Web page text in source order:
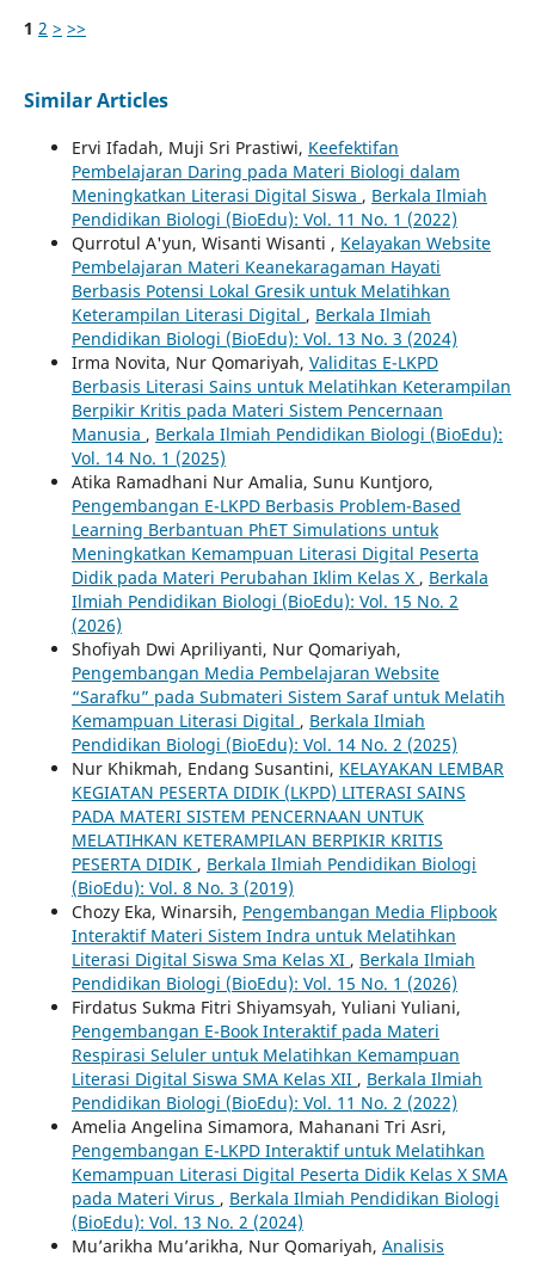
1 2 > >>
Similar Articles
Ervi Ifadah, Muji Sri Prastiwi, Keefektifan
Pembelajaran Daring pada Materi Biologi dalam
Meningkatkan Literasi Digital Siswa , Berkala Ilmiah
Pendidikan Biologi (BioEdu): Vol. 11 No. 1 (2022)
Qurrotul A'yun, Wisanti Wisanti , Kelayakan Website
Pembelajaran Materi Keanekaragaman Hayati
Berbasis Potensi Lokal Gresik untuk Melatihkan
Keterampilan Literasi Digital , Berkala Ilmiah
Pendidikan Biologi (BioEdu): Vol. 13 No. 3 (2024)
Irma Novita, Nur Qomariyah, Validitas E-LKPD
Berbasis Literasi Sains untuk Melatihkan Keterampilan
Berpikir Kritis pada Materi Sistem Pencernaan
Manusia , Berkala Ilmiah Pendidikan Biologi (BioEdu):
Vol. 14 No. 1 (2025)
Atika Ramadhani Nur Amalia, Sunu Kuntjoro,
Pengembangan E-LKPD Berbasis Problem-Based
Learning Berbantuan PhET Simulations untuk
Meningkatkan Kemampuan Literasi Digital Peserta
Didik pada Materi Perubahan Iklim Kelas X , Berkala
Ilmiah Pendidikan Biologi (BioEdu): Vol. 15 No. 2
(2026)
Shofiyah Dwi Apriliyanti, Nur Qomariyah,
Pengembangan Media Pembelajaran Website
“Sarafku” pada Submateri Sistem Saraf untuk Melatih
Kemampuan Literasi Digital , Berkala Ilmiah
Pendidikan Biologi (BioEdu): Vol. 14 No. 2 (2025)
Nur Khikmah, Endang Susantini, KELAYAKAN LEMBAR
KEGIATAN PESERTA DIDIK (LKPD) LITERASI SAINS
PADA MATERI SISTEM PENCERNAAN UNTUK
MELATIHKAN KETERAMPILAN BERPIKIR KRITIS
PESERTA DIDIK , Berkala Ilmiah Pendidikan Biologi
(BioEdu): Vol. 8 No. 3 (2019)
Chozy Eka, Winarsih, Pengembangan Media Flipbook
Interaktif Materi Sistem Indra untuk Melatihkan
Literasi Digital Siswa Sma Kelas XI , Berkala Ilmiah
Pendidikan Biologi (BioEdu): Vol. 15 No. 1 (2026)
Firdatus Sukma Fitri Shiyamsyah, Yuliani Yuliani,
Pengembangan E-Book Interaktif pada Materi
Respirasi Seluler untuk Melatihkan Kemampuan
Literasi Digital Siswa SMA Kelas XII , Berkala Ilmiah
Pendidikan Biologi (BioEdu): Vol. 11 No. 2 (2022)
Amelia Angelina Simamora, Mahanani Tri Asri,
Pengembangan E-LKPD Interaktif untuk Melatihkan
Kemampuan Literasi Digital Peserta Didik Kelas X SMA
pada Materi Virus , Berkala Ilmiah Pendidikan Biologi
(BioEdu): Vol. 13 No. 2 (2024)
Mu’arikha Mu’arikha, Nur Qomariyah, Analisis